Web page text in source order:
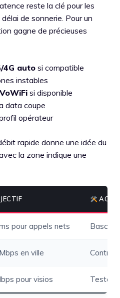
reste la clé pour les
de sonnerie. Pour un
gagne de précieuses
4G auto si compatible
instables
si disponible
data coupe
opérateur
rapide donne une idée du
la zone indique une
pour appels nets
en ville
pour visios Tester